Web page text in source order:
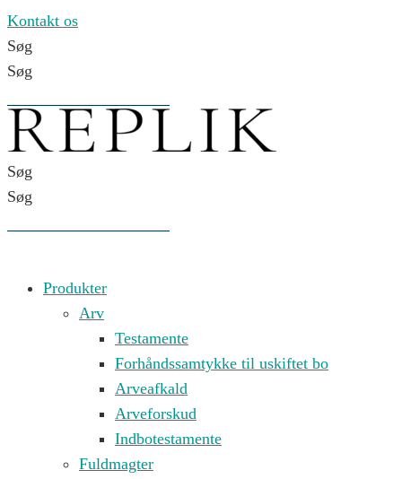
Kontakt os
Søg
Søg
Søg
Søg
Produkter
Arv
Testamente
Forhåndssamtykke til uskiftet bo
Arveafkald
Arveforskud
Indbotestamente
Fuldmagter